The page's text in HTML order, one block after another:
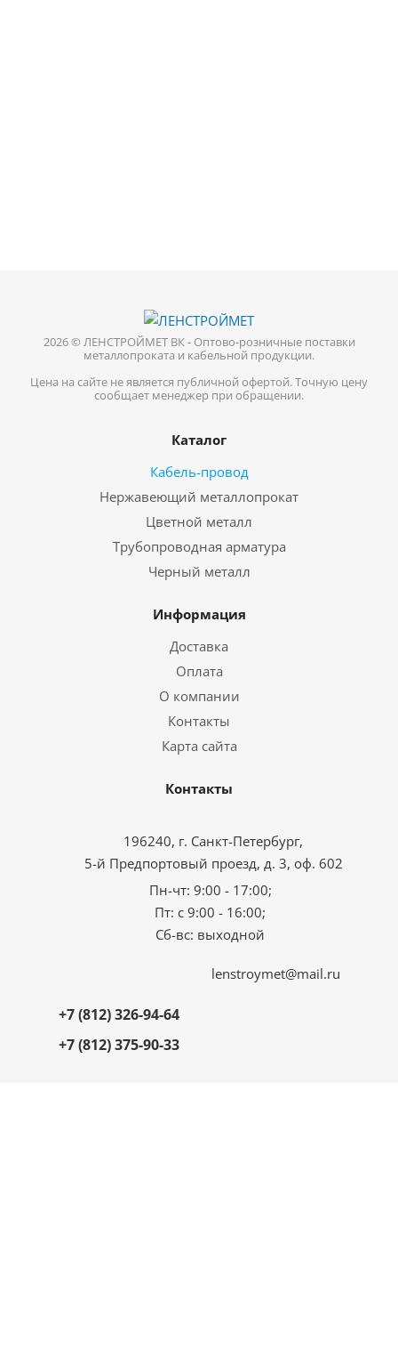
2026 © ЛЕНСТРОЙМЕТ ВК - Оптово-розничные поставки
металлопроката и кабельной продукции.
Цена на сайте не является публичной офертой. Точную цену
сообщает менеджер при обращении.
Каталог
Кабель-провод
Нержавеющий металлопрокат
Цветной металл
Трубопроводная арматура
Черный металл
Информация
Доставка
Оплата
О компании
Контакты
Карта сайта
Контакты
196240, г. Санкт-Петербург,
5-й Предпортовый проезд, д. 3, оф. 602
Пн-чт: 9:00 - 17:00;
Пт: с 9:00 - 16:00;
Сб-вс: выходной
+7 (812) 326-94-64
+7 (812) 375-90-33
lenstroymet@mail.ru